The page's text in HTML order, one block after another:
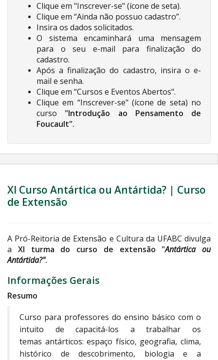
Clique em "Inscrever-se" (ícone de seta).
Clique em “Ainda não possuo cadastro”.
Insira os dados solicitados.
O sistema encaminhará uma mensagem
para o seu e-mail para finalização do
cadastro.
Após a finalização do cadastro, insira o e-
mail e senha.
Clique em “Cursos e Eventos Abertos".
Clique em “Inscrever-se" (ícone de seta) no
curso "Introdução ao Pensamento de
Foucault".
XI Curso Antártica ou Antártida? | Curso
de Extensão
A Pró-Reitoria de Extensão e Cultura da UFABC divulga
a XI turma do curso de extensão "Antártica ou
Antártida?".
Informações Gerais
Resumo
Curso para professores do ensino básico com o
intuito de capacitá-los a trabalhar os
temas antárticos: espaço físico, geografia, clima,
histórico de descobrimento, biologia e a